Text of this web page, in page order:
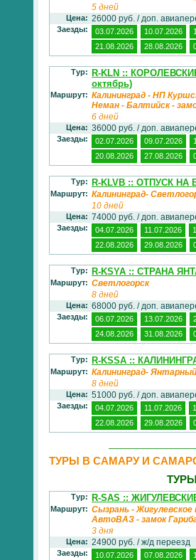
5 дней
Цена: 26000 руб. / доп.
Заезды: 03.07.2026 10.07.2026
21.08.2026
28.08.2026
Тур: R-KLN ::
октябрь)
Маршрут: Калининград - НП
Неман - Балтийск -
6 дней
Цена: 36000 руб. / доп.
Заезды: 02.07.2026 09.07.2026
20.08.2026
27.08.2026
Тур: R-KLVB :: ОТПУСК НА
Маршрут: Калининград-
10 дней
Цена: 74000 руб. / доп.
Заезды: 04.07.2026 11.07.2026
22.08.2026
29.08.2026
Тур: R-KSYA :: СТРАНА
Маршрут: Светлогорск
8 дней
Цена: 68000 руб. / доп.
Заезды: 06.07.2026 13.07.2026
24.08.2026
31.08.2026
Тур: R-KSSA ::
Маршрут: Калининград-
8 дней
Цена: 51000 руб. / доп.
Заезды: 04.07.2026 11.07.2026
22.08.2026
29.08.2026
ТУРЫ В САМАРУ И
Тур: R-SAS ::
Маршрут: Сызрань -
АвтоВАЗ - замок
3 дня
Цена: 24900 руб. / ж/д переезд
Заезды: 10.07.2026 07.08.2026